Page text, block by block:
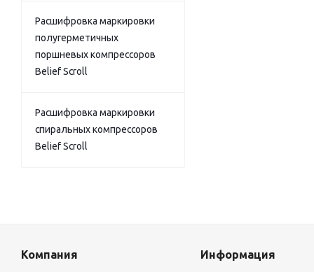
Расшифровка маркировки
полугерметичных
поршневых компрессоров
Belief Scroll
Расшифровка маркировки
спиральных компрессоров
Belief Scroll
Компания Информация